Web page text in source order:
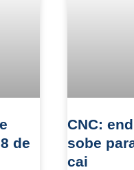
de
CNC:
sobe
cai